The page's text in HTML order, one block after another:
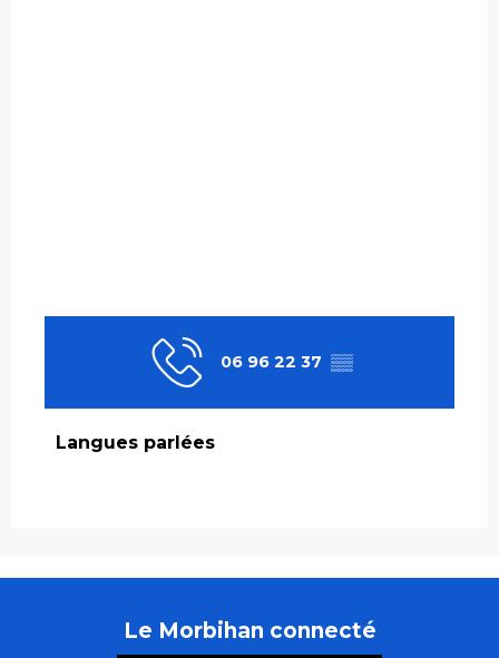
06 96 22 37 ▒▒
Langues parlées
Langues parlées
Le Morbihan connecté